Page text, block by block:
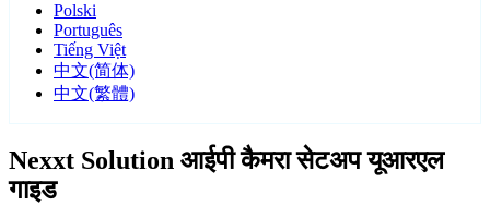
Polski
Português
Tiếng Việt
中文(简体)
中文(繁體)
Nexxt Solution आईपी कैमरा सेटअप यूआरएल
गाइड